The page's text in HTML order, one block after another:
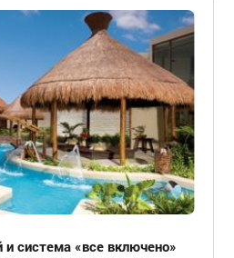
и система «все включено»